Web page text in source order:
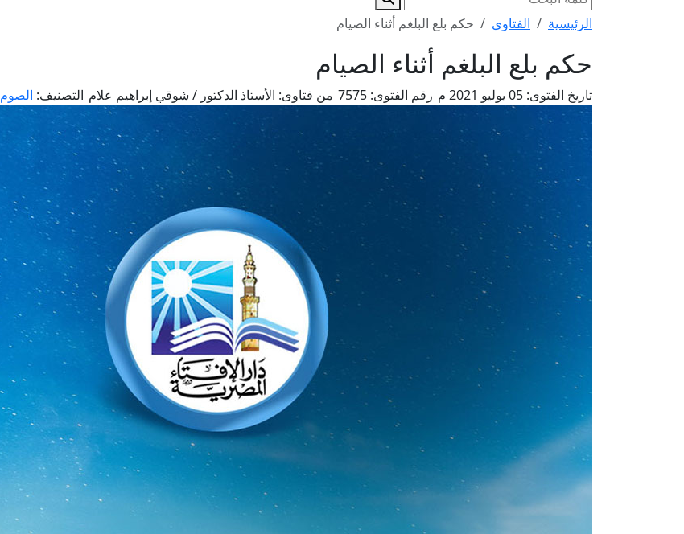
الرئيسية الفتاوى حكم بلع البلغم أثناء الصيام
حكم بلع البلغم أثناء الصيام
تاريخ الفتوى: رقم الفتوى: من فتاوى: الأستاذ الدكتور / شوقي إبراهيم علام التصنيف: الصوم